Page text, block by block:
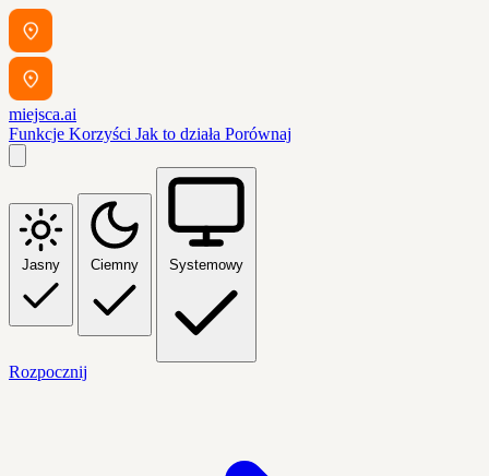
miejsca.ai
Funkcje Korzyści Jak to działa Porównaj
Jasny Ciemny Systemowy
Rozpocznij